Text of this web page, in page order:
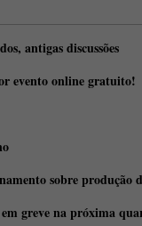
antigas discussões
evento online gratuito!
sobre produção
greve na próxima